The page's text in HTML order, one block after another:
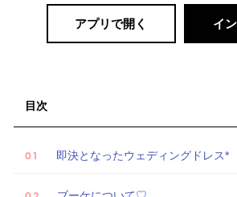
アプリで開く イ
目次
即決となったウェディングドレス*